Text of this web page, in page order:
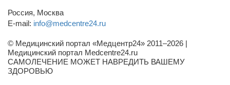
Россия, Москва
E-mail: info@medcentre24.ru
© Медицинский портал «Медцентр24» 2011–2026 |
Медицинский портал Medcentre24.ru
САМОЛЕЧЕНИЕ МОЖЕТ НАВРЕДИТЬ ВАШЕМУ
ЗДОРОВЬЮ